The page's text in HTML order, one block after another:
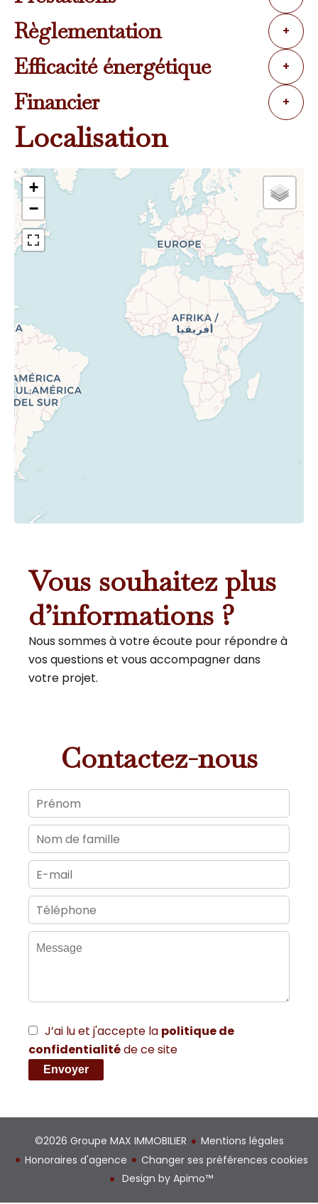
Règlementation +
Efficacité énergétique +
Financier +
Localisation
+
−
Vous souhaitez plus
d’informations ?
Nous sommes à votre écoute pour répondre à
vos questions et vous accompagner dans
votre projet.
Contactez-nous
J’ai lu et j'accepte la politique de
confidentialitéde ce site
Envoyer
©2026 Groupe MAX IMMOBILIER
Mentions légales
Honoraires d'agence
Changer ses préférences cookies
Design by Apimo™